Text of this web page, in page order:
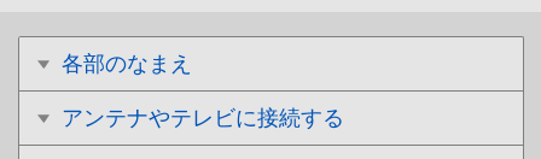
各部のなまえ
アンテナやテレビに接続する